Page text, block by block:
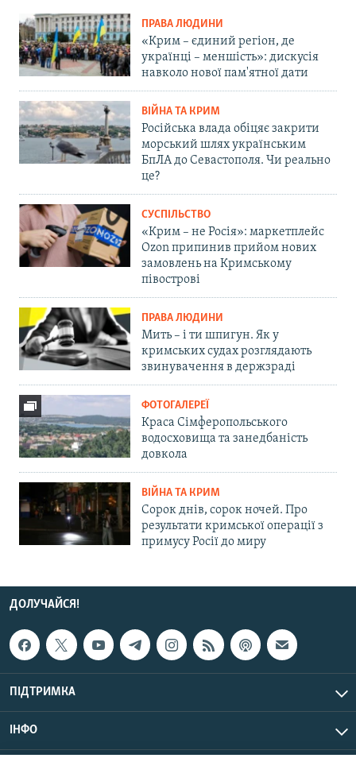
ПРАВА ЛЮДИНИ
«Крим – єдиний регіон, де
українці – меншість»: дискусія
навколо нової пам'ятної дати
ВІЙНА ТА КРИМ
Російська влада обіцяє закрити
морський шлях українським
БпЛА до Севастополя. Чи реально
це?
СУСПІЛЬСТВО
«Крим – не Росія»: маркетплейс
Ozon припинив прийом нових
замовлень на Кримському
півострові
ПРАВА ЛЮДИНИ
Мить – і ти шпигун. Як у
кримських судах розглядають
звинувачення в держзраді
ФОТОГАЛЕРЕЇ
Краса Сімферопольського
водосховища та занедбаність
довкола
ВІЙНА ТА КРИМ
Сорок днів, сорок ночей. Про
результати кримської операції з
примусу Росії до миру
ДОЛУЧАЙСЯ!
ПІДТРИМКА
ІНФО